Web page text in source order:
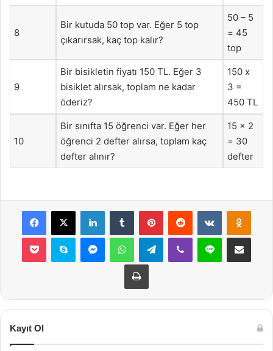
8
Bir kutuda 50 top var. Eğer 5 top
çıkarırsak, kaç top kalır?
50 – 5
= 45
top
9
Bir bisikletin fiyatı 150 TL. Eğer 3
bisiklet alırsak, toplam ne kadar
öderiz?
150 x
3 =
450 TL
10
Bir sınıfta 15 öğrenci var. Eğer her
öğrenci 2 defter alırsa, toplam kaç
defter alınır?
15 x 2
= 30
defter
Facebook
X LinkedInTumblr PinterestReddit VKontakte
Pocket Skype MessengerWhatsAppTelegramViber Line E-Posta ile
Yazdır
Kayıt Ol